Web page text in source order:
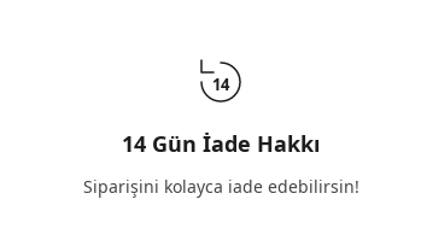
14
14 Gün İade Hakkı
Siparişini kolayca iade edebilirsin!